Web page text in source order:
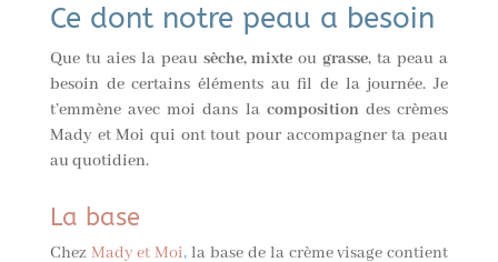
Ce dont notre peau a besoin
Que tu aies la peau sèche, mixte ougrasse, ta peau a
besoin de certains éléments au fil de la journée. Je
t’emmène avec moi dans la compositiondes crèmes
Mady et Moi qui ont tout pour accompagner ta peau
au quotidien.
La base
Chez Mady et Moi, la base de la crème visage contient